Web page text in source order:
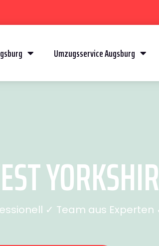
Umzugsservice Augsburg
✓ Team aus